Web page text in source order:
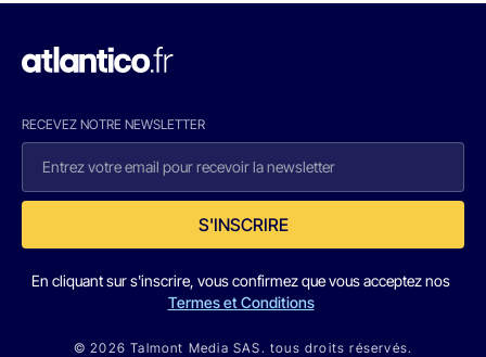
RECEVEZ NOTRE NEWSLETTER
S'INSCRIRE
En cliquant sur s'inscrire, vous confirmez que vous acceptez nos
Termes et Conditions
© 2026 Talmont Media SAS. tous droits réservés.